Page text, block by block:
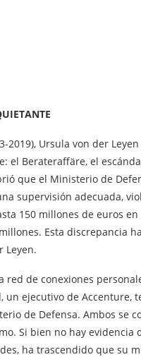
Ursula von der
el Berateraffäre, el
que el Ministerio de
supervisión adecuada,
150 millones de euros
Esta discrepancia
Leyen.
red de conexiones
un ejecutivo de Accenture,
de Defensa. Ambos se
Si bien no hay evidencia
ha trascendido que su